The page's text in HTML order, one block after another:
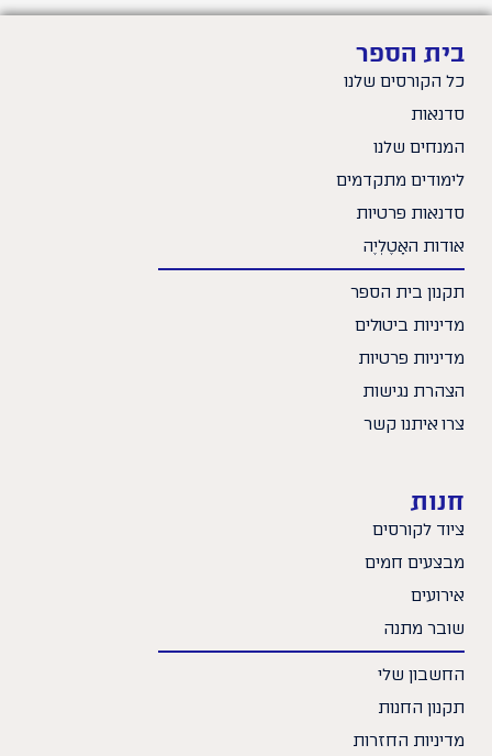
בית הספר
כל הקורסים שלנו
סדנאות
המנחים שלנו
לימודים מתקדמים
סדנאות פרטיות
אודות האָטֶלְיֶה
תקנון בית הספר
מדיניות ביטולים
מדיניות פרטיות
הצהרת נגישות
צרו איתנו קשר
חנות
ציוד לקורסים
מבצעים חמים
אירועים
שובר מתנה
החשבון שלי
תקנון החנות
מדיניות החזרות